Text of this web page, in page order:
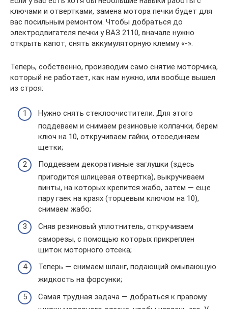
ключами и отвертками, замена мотора печки будет для
вас посильным ремонтом. Чтобы добраться до
электродвигателя печки у ВАЗ 2110, вначале нужно
открыть капот, снять аккумуляторную клемму «-».
Теперь, собственно, производим само снятие моторчика,
который не работает, как нам нужно, или вообще вышел
из строя:
Нужно снять стеклоочистители. Для этого
поддеваем и снимаем резиновые колпачки, берем
ключ на 10, откручиваем гайки, отсоединяем
щетки;
Поддеваем декоративные заглушки (здесь
пригодится шлицевая отвертка), выкручиваем
винты, на которых крепится жабо, затем — еще
пару гаек на краях (торцевым ключом на 10),
снимаем жабо;
Сняв резиновый уплотнитель, откручиваем
саморезы, с помощью которых прикреплен
щиток моторного отсека;
Теперь — снимаем шланг, подающий омывающую
жидкость на форсунки;
Самая трудная задача — добраться к правому